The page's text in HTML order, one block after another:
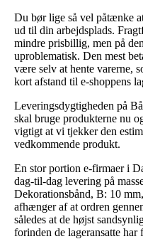
Du bør lige så vel påtænke
ud til din arbejdsplads.
mindre prisbillig, men på
uproblematisk. Den mest
være selv at hente varerne,
kort afstand til e-shoppens
Leveringsdygtigheden på
skal bruge produkterne nu
vigtigt at vi tjekker den
vedkommende produkt.
En stor portion e-firmaer i
dag-til-dag levering på
Dekorationsbånd, B: 10
afhænger af at ordren
således at de højst
forinden de lageransatte har